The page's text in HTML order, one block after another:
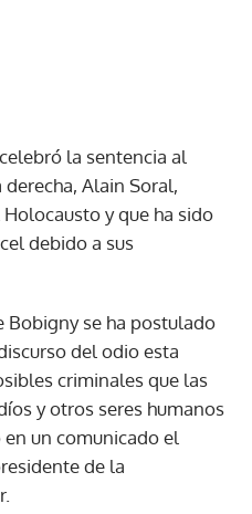
la sentencia al
Alain Soral,
y que ha sido
debido a sus
Bobigny se ha postulado
del odio esta
criminales que las
y otros seres humanos
un comunicado el
de la